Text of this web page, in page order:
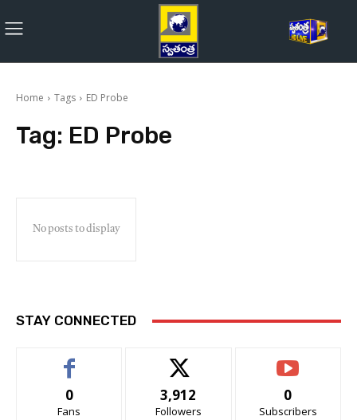
Home Tags ED Probe
Tag: ED Probe
No posts to display
STAY CONNECTED
0
Fans
3,912
Followers
0
Subscribers